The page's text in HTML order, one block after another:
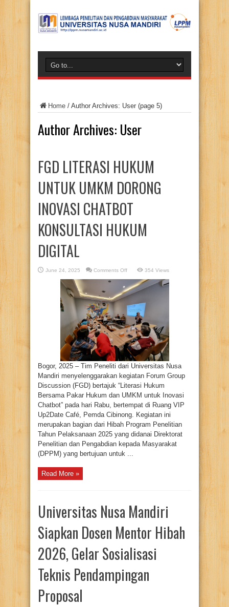
Home / Author Archives: User (page 5)
Author Archives: User
FGD LITERASI HUKUM
UNTUK UMKM DORONG
INOVASI CHATBOT
KONSULTASI HUKUM
DIGITAL
June 24, 2025 Comments Offon
LITERASI
HUKUM
UNTUK
DORONG
INOVASI
CHATBOT
KONSULTASI
HUKUM
DIGITAL
354 Views
Bogor, 2025 – Tim Peneliti dari Universitas Nusa
Mandiri menyelenggarakan kegiatan Forum Group
Discussion (FGD) bertajuk “Literasi Hukum
Bersama Pakar Hukum dan UMKM untuk Inovasi
Chatbot” pada hari Rabu, bertempat di Ruang VIP
Up2Date Café, Pemda Cibinong. Kegiatan ini
merupakan bagian dari Hibah Program Penelitian
Tahun Pelaksanaan 2025 yang didanai Direktorat
Penelitian dan Pengabdian kepada Masyarakat
(DPPM) yang bertujuan untuk ...
Read More »
Universitas Nusa Mandiri
Siapkan Dosen Mentor Hibah
2026, Gelar Sosialisasi
Teknis Pendampingan
Proposal